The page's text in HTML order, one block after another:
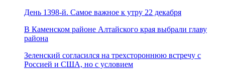
День 1398-й. Самое важное к утру 22 декабря
В Каменском районе Алтайского края выбрали главу
района
Зеленский согласился на трехстороннюю встречу с
Россией и США, но с условием